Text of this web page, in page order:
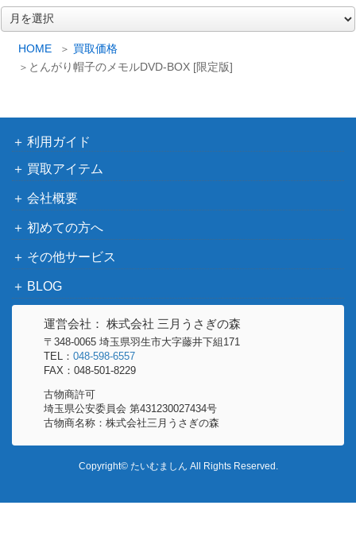
HOME
買取価格
とんがり帽子のメモルDVD-BOX [限定版]
ー
利用ガイド
買取アイテム
会社概要
初めての方へ
その他サービス
BLOG
運営会社： 株式会社 三月うさぎの森
〒348-0065 埼玉県羽生市大字藤井下組171
TEL： 048-598-6557
FAX：048-501-8229
古物商許可
埼玉県公安委員会 第431230027434号
古物商名称：株式会社三月うさぎの森
Copyright© たいむましん All Rights Reserved.